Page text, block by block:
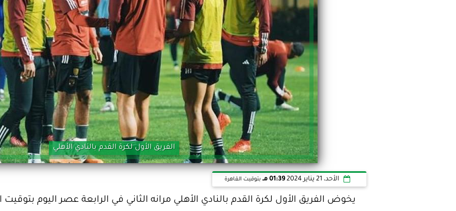
الفريق الأول لكرة القدم بالنادي الأهلي
الأحد، 21 يناير 2024 01:39 مـ بتوقيت القاهرة
يخوض الفريق الأول لكرة القدم بالنادي الأهلي مرانه الثاني في الرابعة عصر اليوم بتوقيت